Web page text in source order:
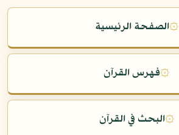
۞الصفحة الرئيسية
۞فهرس القرآن
۞البحث في القرآن